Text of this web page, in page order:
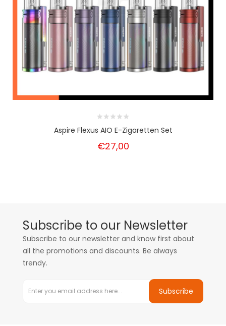
Aspire Flexus AIO E-Zigaretten Set
€27,00
Subscribe to our Newsletter
Subscribe to our newsletter and know first about
all the promotions and discounts. Be always
trendy.
Subscribe